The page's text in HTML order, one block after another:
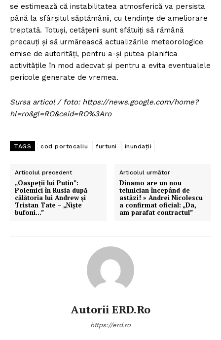
se estimează că instabilitatea atmosferică va persista
până la sfârșitul săptămânii, cu tendințe de ameliorare
treptată. Totuși, cetățenii sunt sfătuiți să rămână
precauți și să urmărească actualizările meteorologice
emise de autorități, pentru a-și putea planifica
activitățile în mod adecvat și pentru a evita eventualele
pericole generate de vremea.
Sursa articol / foto: https://news.google.com/home?
hl=ro&gl=RO&ceid=RO%3Aro
TAGS cod portocaliu furtuni inundații
Articolul precedent
„Oaspeții lui Putin”:
Polemici în Rusia după
călătoria lui Andrew și
Tristan Tate – „Niște
bufoni…”
Articolul următor
Dinamo are un nou
tehnician începând de
astăzi! » Andrei Nicolescu
a confirmat oficial: „Da,
am parafat contractul”
Autorii ERD.ro
https://erd.ro